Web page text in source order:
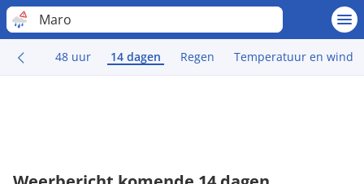
Maro
48 uur 14 dagen Regen Temperatuur en wind